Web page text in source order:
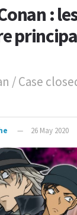
:
/ Case
26 May 2020